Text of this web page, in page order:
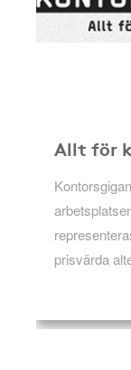
Allt för
prisvärda